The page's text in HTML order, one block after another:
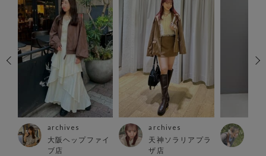
archives
大阪ヘップファイ
ブ店
archives
天神ソラリアプラ
ザ店